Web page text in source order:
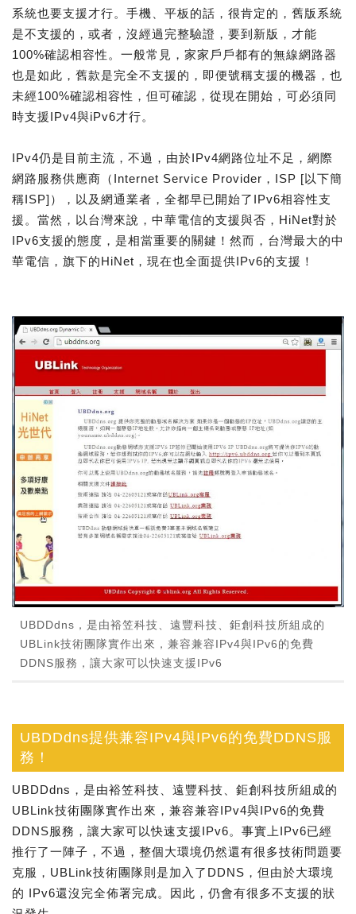
系統也要支援才行。手機、平板的話，很肯定的，舊版系統
是不支援的，或者，沒經過完整驗證，要到新版，才能
100%確認相容性。一般常見，家家戶戶都有的無線網路器
也是如此，舊款是完全不支援的，即便號稱支援的機器，也
未經100%確認相容性，但可確認，從現在開始，可必須同
時支援IPv4與iPv6才行。
IPv4仍是目前主流，不過，由於IPv4網路位址不足，網際
網路服務供應商（Internet Service Provider，ISP [以下簡
稱ISP]），以及網通業者，全都早已開始了IPv6相容性支
援。當然，以台灣來說，中華電信的支援與否，HiNet對於
IPv6支援的態度，是相當重要的關鍵！然而，台灣最大的中
華電信，旗下的HiNet，現在也全面提供IPv6的支援！
UBDDdns，是由裕笠科技、遠豐科技、鉅創科技所組成的
UBLink技術團隊實作出來，兼容兼容IPv4與IPv6的免費
DDNS服務，讓大家可以快速支援IPv6
UBDDdns提供兼容IPv4與IPv6的免費DDNS服
務！
UBDDdns，是由裕笠科技、遠豐科技、鉅創科技所組成的
UBLink技術團隊實作出來，兼容兼容IPv4與IPv6的免費
DDNS服務，讓大家可以快速支援IPv6。事實上IPv6已經
推行了一陣子，不過，整個大環境仍然還有很多技術問題要
克服，UBLink技術團隊則是加入了DDNS，但由於大環境
的 IPv6還沒完全佈署完成。因此，仍會有很多不支援的狀